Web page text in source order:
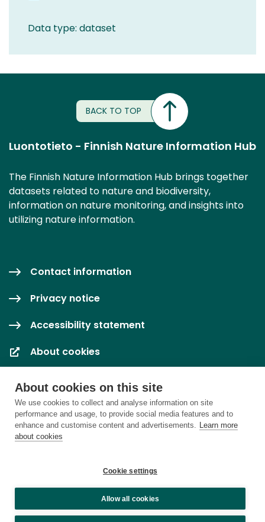
About cookies on this site
We use cookies to collect and analyse information on site
performance and usage, to provide social media features and to
enhance and customise content and advertisements. Learn more
about cookies
Cookie settings
Allow all cookies
Data type: dataset
BACK TO TOP
Luontotieto - Finnish Nature Information Hub
The Finnish Nature Information Hub brings together
datasets related to nature and biodiversity,
information on nature monitoring, and insights into
utilizing nature information.
Contact information
Privacy notice
Accessibility statement
About cookies